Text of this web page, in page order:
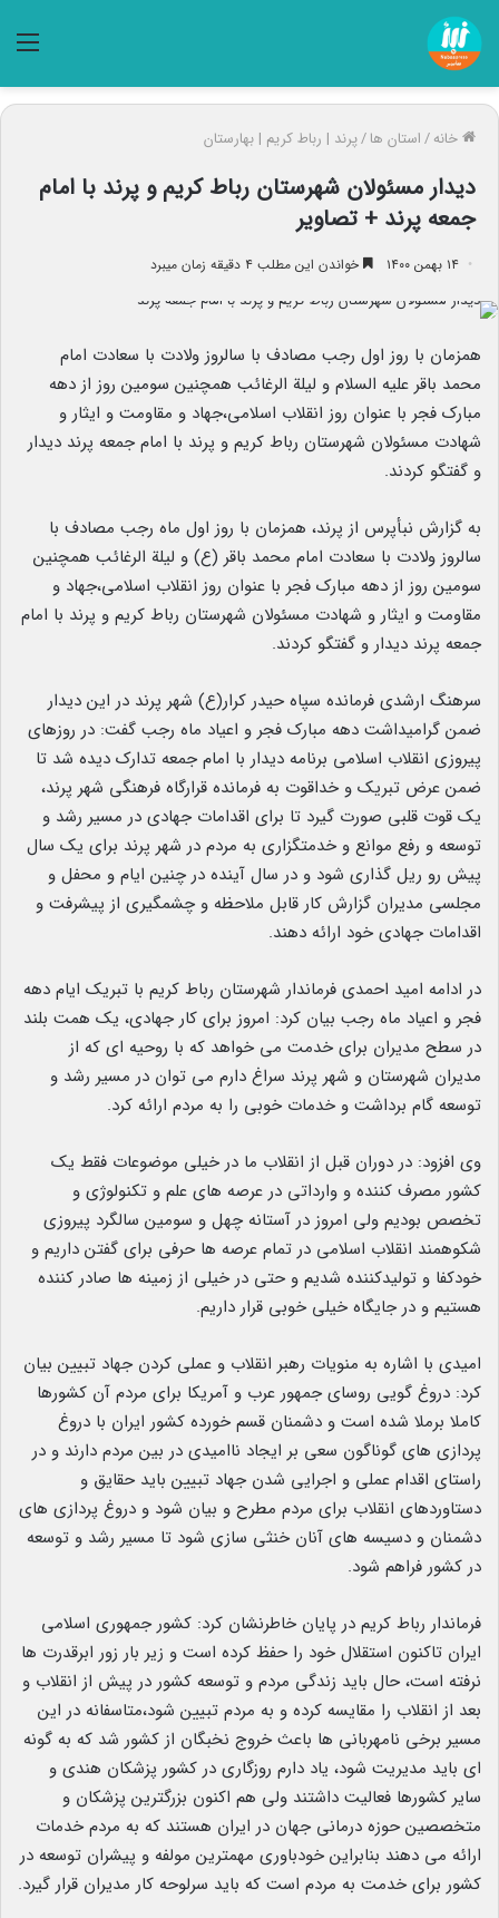
خانه/استان ها/پرند | رباط کریم | بهارستان
دیدار مسئولان شهرستان رباط کریم و پرند با امام
جمعه پرند + تصاویر
۱۴ بهمن ۱۴۰۰ خواندن این مطلب ۴ دقیقه زمان میبرد
همزمان با روز اول رجب مصادف با سالروز ولادت با سعادت امام
محمد باقر علیه السلام و لیلة الرغائب همچنین سومین روز از دهه
مبارک فجر با عنوان روز انقلاب اسلامی،جهاد و مقاومت و ایثار و
شهادت مسئولان شهرستان رباط کریم و پرند با امام جمعه پرند دیدار
و گفتگو کردند.
به گزارش نبأپرس از پرند، همزمان با روز اول ماه رجب مصادف با
سالروز ولادت با سعادت امام محمد باقر (ع) و لیلة الرغائب همچنین
سومین روز از دهه مبارک فجر با عنوان روز انقلاب اسلامی،جهاد و
مقاومت و ایثار و شهادت مسئولان شهرستان رباط کریم و پرند با امام
جمعه پرند دیدار و گفتگو کردند.
سرهنگ ارشدی فرمانده سپاه حیدر کرار(ع) شهر پرند در این دیدار
ضمن گرامیداشت دهه مبارک فجر و اعیاد ماه رجب گفت: در روزهای
پیروزی انقلاب اسلامی برنامه دیدار با امام جمعه تدارک دیده شد تا
ضمن عرض تبریک و خداقوت به فرمانده قرارگاه فرهنگی شهر پرند،
یک قوت قلبی صورت گیرد تا برای اقدامات جهادی در مسیر رشد و
توسعه و رفع موانع و خدمتگزاری به مردم در شهر پرند برای یک سال
پیش رو ریل گذاری شود و در سال آینده در چنین ایام و محفل و
مجلسی مدیران گزارش کار قابل ملاحظه و چشمگیری از پیشرفت و
اقدامات جهادی خود ارائه دهند.
در ادامه امید احمدی فرماندار شهرستان رباط کریم با تبریک ایام دهه
فجر و اعیاد ماه رجب بیان کرد: امروز برای کار جهادی، یک همت بلند
در سطح مدیران برای خدمت می خواهد که با روحیه ای که از
مدیران شهرستان و شهر پرند سراغ دارم می توان در مسیر رشد و
توسعه گام برداشت و خدمات خوبی را به مردم ارائه کرد.
وی افزود: در دوران قبل از انقلاب ما در خیلی موضوعات فقط یک
کشور مصرف کننده و وارداتی در عرصه های علم و تکنولوژی و
تخصص بودیم ولی امروز در آستانه چهل و سومین سالگرد پیروزی
شکوهمند انقلاب اسلامی در تمام عرصه ها حرفی برای گفتن داریم و
خودکفا و تولیدکننده شدیم و حتی در خیلی از زمینه ها صادر کننده
هستیم و در جایگاه خیلی خوبی قرار داریم.
امیدی با اشاره به منویات رهبر انقلاب و عملی کردن جهاد تبیین بیان
کرد: دروغ گویی روسای جمهور عرب و آمریکا برای مردم آن کشورها
کاملا برملا شده است و دشمنان قسم خورده کشور ایران با دروغ
پردازی های گوناگون سعی بر ایجاد ناامیدی در بین مردم دارند و در
راستای اقدام عملی و اجرایی شدن جهاد تبیین باید حقایق و
دستاوردهای انقلاب برای مردم مطرح و بیان شود و دروغ پردازی های
دشمنان و دسیسه های آنان خنثی سازی شود تا مسیر رشد و توسعه
در کشور فراهم شود.
فرماندار رباط کریم در پایان خاطرنشان کرد: کشور جمهوری اسلامی
ایران تاکنون استقلال خود را حفظ کرده است و زیر بار زور ابرقدرت ها
نرفته است، حال باید زندگی مردم و توسعه کشور در پیش از انقلاب و
بعد از انقلاب را مقایسه کرده و به مردم تبیین شود،متاسفانه در این
مسیر برخی نامهربانی ها باعث خروج نخبگان از کشور شد که به گونه
ای باید مدیریت شود، یاد دارم روزگاری در کشور پزشکان هندی و
سایر کشورها فعالیت داشتند ولی هم اکنون بزرگترین پزشکان و
متخصصین حوزه درمانی جهان در ایران هستند که به مردم خدمات
ارائه می دهند بنابراین خودباوری مهمترین مولفه و پیشران توسعه در
کشور برای خدمت به مردم است که باید سرلوحه کار مدیران قرار گیرد.